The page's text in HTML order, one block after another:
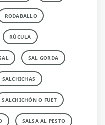
RODABALLO
RÚCULA
SAL GORDA
SALCHICHAS
SALCHICHÓN O FUET
SALSA AL PESTO